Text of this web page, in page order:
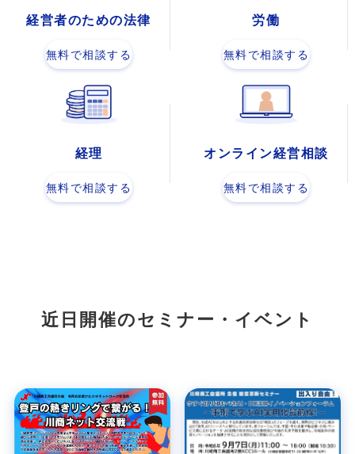
経営者のための法律
無料で相談する
労働
無料で相談する
経理
無料で相談する
オンライン経営相談
無料で相談する
近日開催のセミナー・イベント